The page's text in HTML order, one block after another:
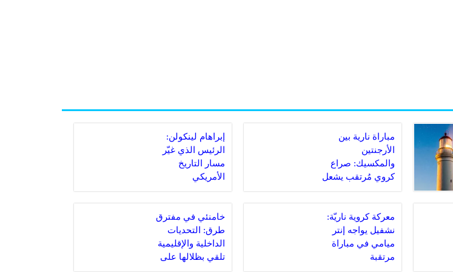
مباراة نارية بين
الأرجنتين
والمكسيك: صراع
كروي مُرتقب يشعل
الملاعب
إبراهام لينكولن:
الرئيس الذي غيّر
مسار التاريخ
الأمريكي
معركة كروية ناريّة:
نشفيل يواجه إنتر
ميامي في مباراة
مرتقبة
خامنئي في مفترق
طرق: التحديات
الداخلية والإقليمية
تلقي بظلالها على
المرشد الإيراني